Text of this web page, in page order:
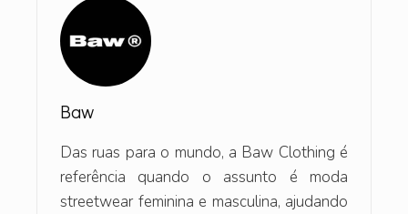
Baw
Das ruas para o mundo, a Baw Clothing é
referência quando o assunto é moda
streetwear feminina e masculina, ajudando